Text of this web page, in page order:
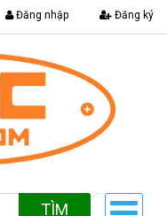
Đăng nhập Đăng ký
TÌM